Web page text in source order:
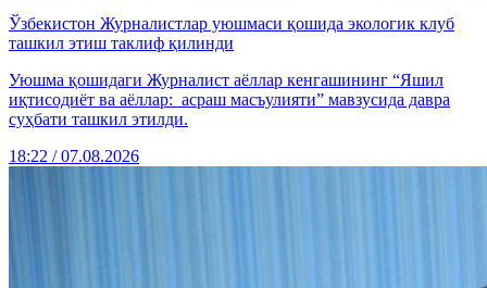
Ўзбекистон Журналистлар уюшмаси қошида экологик клуб
ташкил этиш таклиф қилинди
Уюшма қошидаги Журналист аёллар кенгашининг “Яшил
иқтисодиёт ва аёллар: асраш масъулияти” мавзусида давра
суҳбати ташкил этилди.
18:22 / 07.08.2026